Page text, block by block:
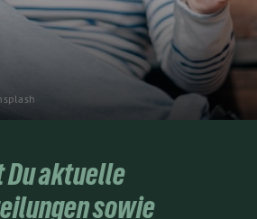
Du aktuelle
sowie